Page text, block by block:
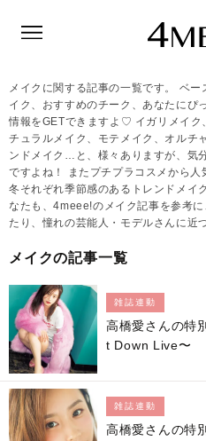
メイクに関する記事の一覧です。 ベ
イク、おすすめのチーク、あなたにぴ
情報をGETできますよ♡ イガリメイク
チュラルメイク、モテメイク、オルチ
ンドメイク…と、様々ありますが、気
ですよね！ またプチプラコスメから人
冬それぞれ季節感のあるトレンドメイ
なたも、4meee!のメイク記事を参考
たり、憧れの芸能人・モデルさんに近
メイクの記事一覧
雑誌連動
高橋愛さんの特
t Down Live〜
雑誌連動
高橋愛さんの特